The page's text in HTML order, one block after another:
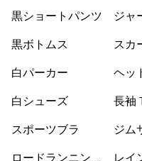
黒ショートパンツ
黒ボトムス
白パーカー
白シューズ
スポーツブラ
ジャ
スカ
ヘッ
長袖
ジム